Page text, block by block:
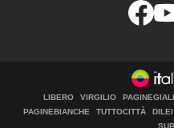
LIBERO VIRGILIO
PAGINEBIANCHE
TUTTOCITTÀ DILEI